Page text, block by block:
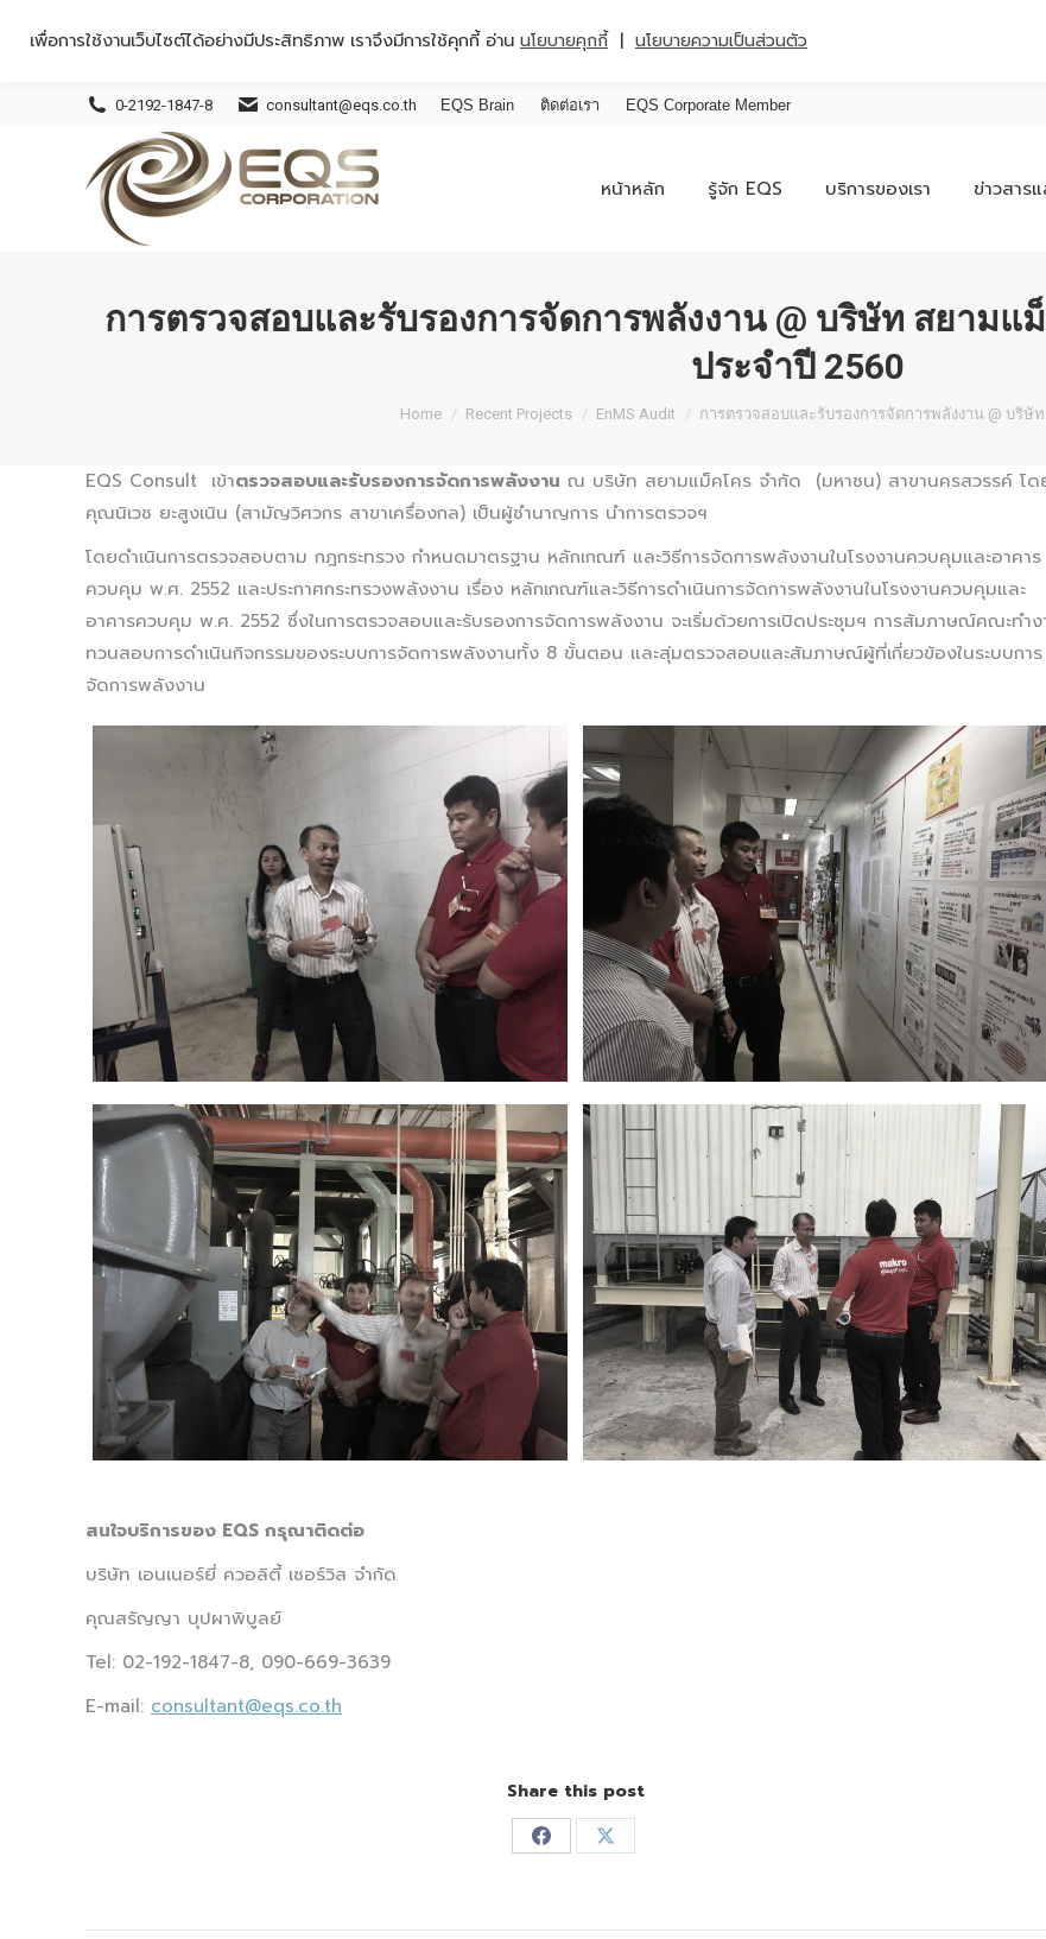
0-2192-1847-8 consultant@eqs.co.th EQS Brain ติดต่อเรา EQS Corporate Member
หน้าหลัก รู้จัก EQS บริการของเรา ข่าวสาร
การตรวจสอบและรับรองการจัดการพลังงาน @ บริษัท สยาม
ประจำปี 2560
You are here:
Home Recent Projects EnMS Audit การตรวจสอบและรับรองการจัดการพลังงาน @ บริ
EQS Consult เข้าตรวจสอบและรับรองการจัดการพลังงาน ณ บริษัท สยามแม็คโคร จำกัด (มหาชน) สาขานครสวรรค์ โด
คุณนิเวช ยะสูงเนิน (สามัญวิศวกร สาขาเครื่องกล) เป็นผู้ชำนาญการ นำการตรวจฯ
โดยดำเนินการตรวจสอบตาม กฎกระทรวง กำหนดมาตรฐาน หลักเกณฑ์ และวิธีการจัดการพลังงานในโรงงานควบคุมและอาคาร
ควบคุม พ.ศ. 2552 และประกาศกระทรวงพลังงาน เรื่อง หลักเกณฑ์และวิธีการดำเนินการจัดการพลังงานในโรงงานควบคุมและ
อาคารควบคุม พ.ศ. 2552 ซึ่งในการตรวจสอบและรับรองการจัดการพลังงาน จะเริ่มด้วยการเปิดประชุมฯ การสัมภาษณ์คณะทำง
ทวนสอบการดำเนินกิจกรรมของระบบการจัดการพลังงานทั้ง 8 ขั้นตอน และสุ่มตรวจสอบและสัมภาษณ์ผู้ที่เกี่ยวข้องในระบบการ
จัดการพลังงาน
สนใจบริการของ EQS กรุณาติดต่อ
บริษัท เอนเนอร์ยี่ ควอลิตี้ เซอร์วิส จำกัด
คุณสรัญญา บุปผาพิบูลย์
Tel: 02-192-1847-8, 090-669-3639
E-mail: consultant@eqs.co.th
Share this post
Share
Facebook
Share
X
เพื่อการใช้งานเว็บไซต์ได้อย่างมีประสิทธิภาพ เราจึงมีการใช้คุกกี้ อ่าน นโยบายคุกกี้ | นโยบายความเป็นส่วนตัว